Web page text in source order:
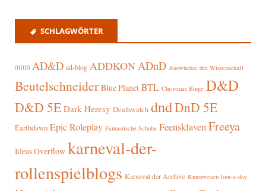
SCHLAGWÖRTER
01010 AD&D ad-blog ADDKONADnD Auswüchse der Wissenschaft
Beutelschneider Blue Planet BTL Christmas Binge D&D
D&D 5E Dark Heresy Deathwatch dndDnD 5E
Earthdawn Epic Roleplay Fantastische Schuhe FeensklavenFreeya
Ideas Overflow karneval-der-
rollenspielblogs Karneval der Archive Kunstwesen loot-a-day